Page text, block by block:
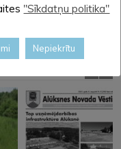
"Sīkdatņu politika"
Nepiekrītu